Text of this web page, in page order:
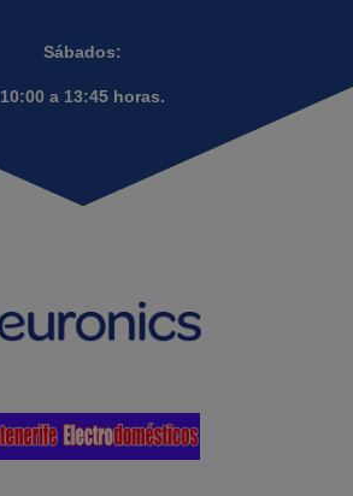
Sábados:
10:00 a 13:45 horas.